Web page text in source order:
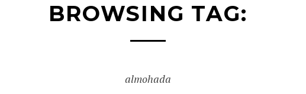
BROWSING TAG:
almohada